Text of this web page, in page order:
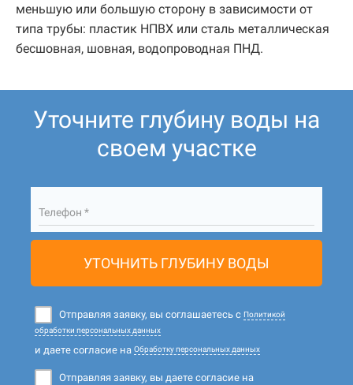
меньшую или большую сторону в зависимости от
типа трубы: пластик НПВХ или сталь металлическая
бесшовная, шовная, водопроводная ПНД.
Уточните глубину воды на
своем участке
Телефон *
УТОЧНИТЬ ГЛУБИНУ ВОДЫ
Отправляя заявку, вы соглашаетесь с Политикой
обработки персональных данных
и даете согласие на Обработку персональных данных
Отправляя заявку, вы даете согласие на